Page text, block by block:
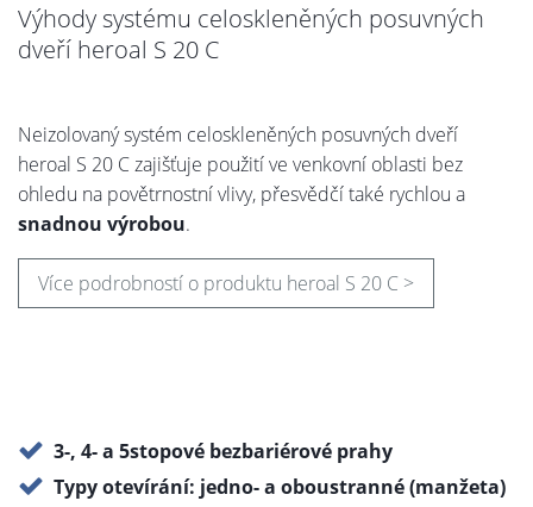
Výhody systému celoskleněných posuvných
dveří heroal S 20 C
Neizolovaný systém celoskleněných posuvných dveří
heroal S 20 C zajišťuje použití ve venkovní oblasti bez
ohledu na povětrnostní vlivy, přesvědčí také rychlou a
snadnou výrobou.
Více podrobností o produktu heroal S 20 C >
3-, 4- a 5stopové bezbariérové prahy
Typy otevírání: jedno- a oboustranné (manžeta)